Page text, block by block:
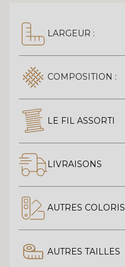
LARGEUR :
COMPOSITION :
LE FIL ASSORTI
LIVRAISONS
AUTRES COLORIS
AUTRES TAILLES